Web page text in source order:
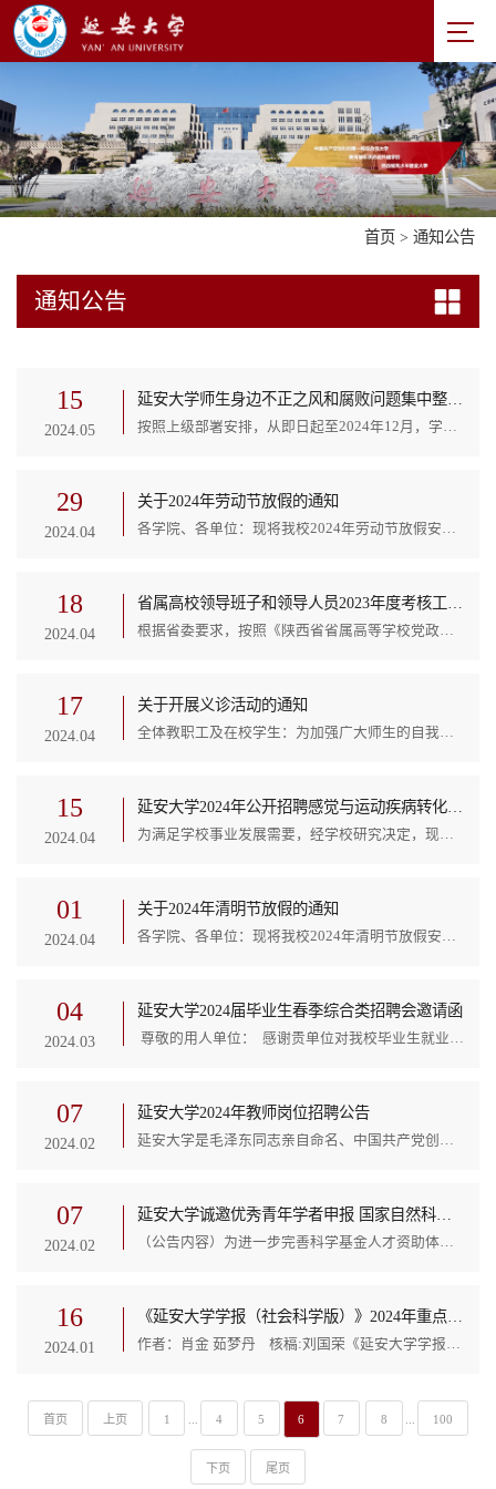
首页 > 通知公告
通知公告
15
2024.05 按照上级部署安排，从即日起至2024年12月，学校将深入开展师生身边不正之风和腐败问题集中整治工作，现将重点整治内容及监督举报方式公布如下：一、重点整治内容（一）着力纠治“校园餐”安全管理不规范等乱象；（二）着力纠治财务管理不规范、私设小金库、滥发津补贴等问题；（三）着力纠治后勤管理中暗箱操作、违规承包、以权谋私等问题；（四）严厉打击教育掮客，严禁“掐尖招生”,严肃查处提前组织招生、超计划招生、招高价生等违规违纪行为；...
29
2024.04
关于2024年劳动节放假的通知
各学院、各单位：现将我校2024年劳动节放假安排通知如下。一、放假时间5月1日至5日放假调休，共5天。4月28日（星期日）、5月11日（星期六）上班。二、有关事项原安排在5月2日（星期四）的课程调整到5月11日，原安排在5月3日（星期五）的课程调整到5月18日。 校长办公室 2024年4月29日
18
2024.04 根据省委要求，按照《陕西省省属高等学校党政领导班子和领导干部考核工作办法（试行）》和《陕西省属高等学校领导人员鼓励激励、容错纠错、能上能下实施办法》有关规定，决定对延安大学领导班子和领导人员开展2023年度考核。现将有关情况预告如下：一、考核对象延安大学党政领导班子和领导班子全体成员。二、考核时间2023年4月18日—4月19日三、考核内容1.省委组织部、省委教育工委、省教育厅下达的2023年度考核指标完成情况；2. 2022年度考核反馈问题的整改情况；...
17
2024.04
关于开展义诊活动的通知
全体教职工及在校学生：为加强广大师生的自我保健意识，提高防病能力，建立科学、文明、健康的生活方式，提高师生健康水平和生活质量为宗旨。后勤服务集团计生与校医院管理中心特邀延安大学附属医院专家在我校开展义诊活动。现将有关事项通知如下：一、义诊时间及地点时间：4月20日 9:00-12:00地点：延安大学原医学院家属区7号楼1单元102室时间：4月20日 14:00-17:00地点：新校区商业街校医务室正门前时间：4月21日 9:00-12:00地点：...
15
2024.04 为满足学校事业发展需要，经学校研究决定，现面向社会为感觉与运动疾病转化医学研究中心公开招聘实验技术人员1名，现将有关事宜公告如下。 一、招聘条件 1.具有中华人民共和国国籍，遵守宪法和法律，具有良好的品行。 2.学历要求：应聘人员须具有国民教育硕士研究生及以上学历（硕士及以上学位），学历学位应在2024年7月31日前取得，国（境）外取得的学历学位需取得教育部学历认证。本硕阶段至少一阶段为高水平大学。 3.专业要求：...
01
2024.04
关于2024年清明节放假的通知
各学院、各单位：现将我校2024年清明节放假安排相关事项通知如下。一、放假时间4月4日至6日放假调休，共3天。4月7日（星期日）上班。二、有关事项原安排在4月5日（星期五）的课程调整至4月7日（星期日），4月7日起教学单位执行夏季作息时间。 校长办公室 2024年4月1日
04
2024.03
延安大学2024届毕业生春季综合类招聘会邀请函
尊敬的用人单位： 感谢贵单位对我校毕业生就业工作的大力支持！ 延安大学坐落在革命圣地延安，是由毛泽东同志亲自命名，中国共产党创办的第一所综合性大学，现为教育部与陕西省人民政府共建高校，陕西省高水平建设大学。现有18个一级学科硕士学位授权点，14个专业学位类别，59个本科专业。2024届预毕业人数为5505人，其中硕士研究生1323人，本科生4182人。 为深入推进2024届毕业生就业工作，搭建用人单位和毕业生对接平台，促进毕业生更加充分就业，...
07
2024.02
延安大学2024年教师岗位招聘公告
延安大学是毛泽东同志亲自命名、中国共产党创办的第一所综合性大学。现为陕西省人民政府与教育部共建大学、陕西省高水平建设大学，陕西省一本招生院校、优秀应届本科毕业生免试攻读硕士研究生资格推荐院校、“优师计划”地方专项培养院校。学校现有新城、杨家岭、萃园三个校区，占地面积2800余亩，建筑总面积达到了108万平方米。现有学生20000余人；教职工1600余人；学校设有16个二级学院、1个独立学院和1所直属附属医院、10所非直属附属医院；...
07
2024.02 （公告内容）为进一步完善科学基金人才资助体系，充分发挥科学基金引进和培养人才的功能，吸引海外优秀青年人才回国（来华）工作，国家自然科学基金委员会自2021年起，设立国家自然科学基金优秀青年科学基金项目（海外）。一、学校简介延安大学是毛泽东同志亲自命名、中国共产党创办的第一所综合性大学。现为陕西省人民政府与教育部共建大学、陕西省高水平建设大学，陕西省一本招生院校、优秀应届本科毕业生免试攻读硕士研究生资格推荐院校、...
16
2024.01 作者：肖金 茹梦丹 核稿:刘国荣《延安大学学报（社会科学版）》创刊于1979年，是由陕西省教育厅主管、延安大学主办，国内外公开发行的综合性社会科学学术刊物，主要栏目有：延安学、中共党史、哲学、政治学、经济管理、文学与语言学、历史学、陕北历史文化研究、思想政治教育等。先后获评中国学术期刊编排规范执行优秀奖，全国高校优秀社科期刊，全国高校质量进步社科期刊，陕西省高校精品期刊，人大复印报刊资料重要转载来源期刊，...
首页 上页 1 4 5 6 7 8 100
下页 尾页